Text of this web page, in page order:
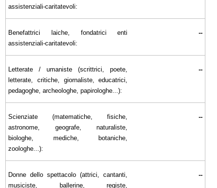
assistenziali-caritatevoli:
Benefattrici laiche, fondatrici enti
assistenziali-caritatevoli:
--
Letterate / umaniste (scrittrici, poete,
letterate, critiche, giornaliste, educatrici,
pedagoghe, archeologhe, papirologhe...):
--
Scienziate (matematiche, fisiche,
astronome, geografe, naturaliste,
biologhe, mediche, botaniche,
zoologhe...):
--
Donne dello spettacolo (attrici, cantanti,
musiciste, ballerine, registe,
--